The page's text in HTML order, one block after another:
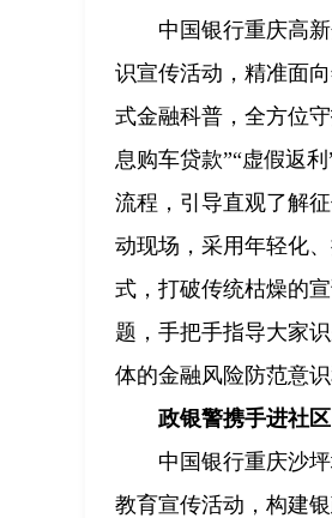
中国银行重庆高
识宣传活动，精准面
式金融科普，全方位
息购车贷款”“虚假返
流程，引导直观了解
动现场，采用年轻化
式，打破传统枯燥的
题，手把手指导大家
体的金融风险防范意识
政银警携手进社
中国银行重庆沙
教育宣传活动，构建